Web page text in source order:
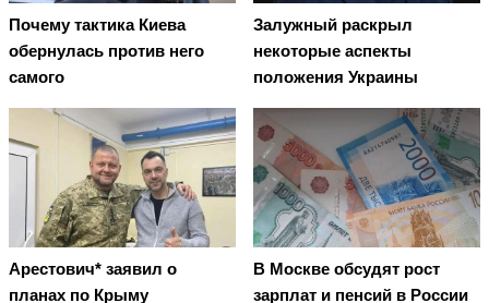
Почему тактика Киева
обернулась против него
самого
Залужный раскрыл
некоторые аспекты
положения Украины
Арестович* заявил о
планах по Крыму
В Москве обсудят рост
зарплат и пенсий в России